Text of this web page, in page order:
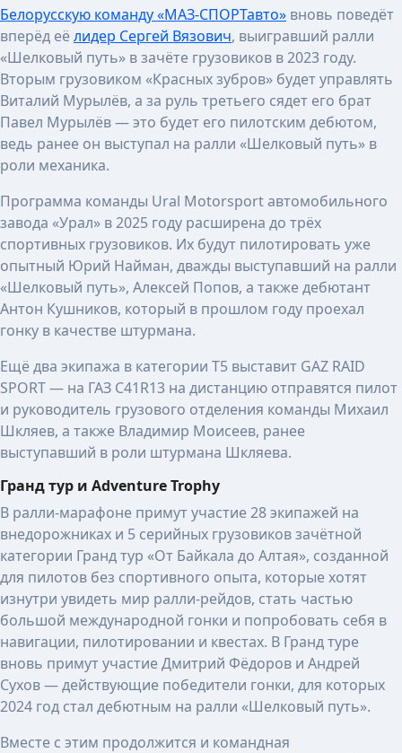
Белорусскую команду «МАЗ-СПОРТавто» вновь поведёт
вперёд еёлидер Сергей Вязович, выигравший ралли
«Шелковый путь» в зачёте грузовиков в 2023 году.
Вторым грузовиком «Красных зубров» будет управлять
Виталий Мурылёв, а за руль третьего сядет его брат
Павел Мурылёв — это будет его пилотским дебютом,
ведь ранее он выступал на ралли «Шелковый путь» в
роли механика.
Программа команды Ural Motorsport автомобильного
завода «Урал» в 2025 году расширена до трёх
спортивных грузовиков. Их будут пилотировать уже
опытный Юрий Найман, дважды выступавший на ралли
«Шелковый путь», Алексей Попов, а также дебютант
Антон Кушников, который в прошлом году проехал
гонку в качестве штурмана.
Ещё два экипажа в категории T5 выставит GAZ RAID
SPORT — на ГАЗ C41R13 на дистанцию отправятся пилот
и руководитель грузового отделения команды Михаил
Шкляев, а также Владимир Моисеев, ранее
выступавший в роли штурмана Шкляева.
Гранд тур и Adventure Trophy
В ралли-марафоне примут участие 28 экипажей на
внедорожниках и 5 серийных грузовиков зачётной
категории Гранд тур «От Байкала до Алтая», созданной
для пилотов без спортивного опыта, которые хотят
изнутри увидеть мир ралли-рейдов, стать частью
большой международной гонки и попробовать себя в
навигации, пилотировании и квестах. В Гранд туре
вновь примут участие Дмитрий Фёдоров и Андрей
Сухов — действующие победители гонки, для которых
2024 год стал дебютным на ралли «Шелковый путь».
Вместе с этим продолжится и командная